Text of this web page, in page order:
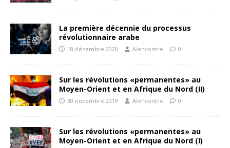
La première décennie du processus
révolutionnaire arabe
18 décembre 2020 Alencontre 0
Sur les révolutions «permanentes» au
Moyen-Orient et en Afrique du Nord (II)
30 novembre 2019 Alencontre 0
Sur les révolutions «permanentes» au
Moyen-Orient et en Afrique du Nord (I)